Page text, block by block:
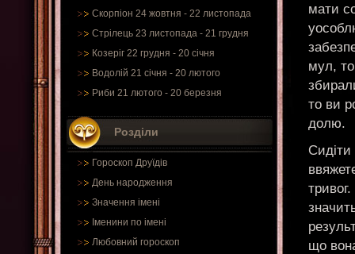
Скорпіон 24 жовтня - 22 листопада
Стрілець 23 листопада - 21 грудня
Козеріг 22 грудня - 20 січня
Водолій 21 січня - 20 лютого
Риби 21 лютого - 20 березня
Розділи
Гороскоп Друїдів
День народження
Значення імені
Іменини по імені
Любовний гороскоп
мати
мул,
то ви
долю.
що